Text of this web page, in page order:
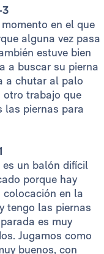
3
en el que
alguna vez pasa
estuve bien
a buscar su pierna
a chutar al palo
otro trabajo que
las piernas para
es un balón difícil
porque hay
colocación en la
tengo las piernas
es muy
Jugamos como
buenos, con